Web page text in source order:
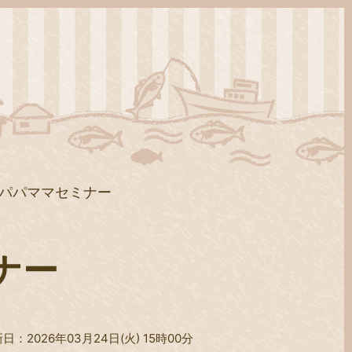
パママセミナー
ー
日：2026年03月24日(火) 15時00分